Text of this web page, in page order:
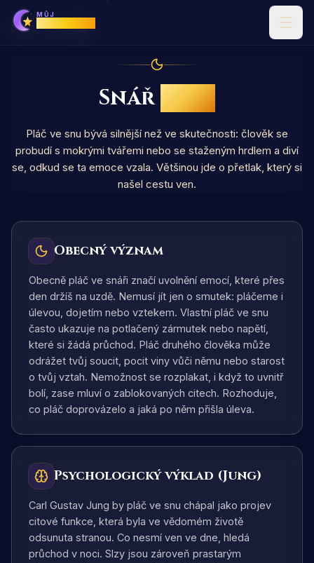
MŮJ
Domů Snář Pláč
Snář Pláč
Pláč ve snu bývá silnější než ve skutečnosti: člověk se
probudí s mokrými tvářemi nebo se staženým hrdlem a diví
se, odkud se ta emoce vzala. Většinou jde o přetlak, který si
našel cestu ven.
Obecný význam
Obecně pláč ve snáři značí uvolnění emocí, které přes
den držíš na uzdě. Nemusí jít jen o smutek: pláčeme i
úlevou, dojetím nebo vztekem. Vlastní pláč ve snu
často ukazuje na potlačený zármutek nebo napětí,
které si žádá průchod. Pláč druhého člověka může
odrážet tvůj soucit, pocit viny vůči němu nebo starost
o tvůj vztah. Nemožnost se rozplakat, i když to uvnitř
bolí, zase mluví o zablokovaných citech. Rozhoduje,
co pláč doprovázelo a jaká po něm přišla úleva.
Psychologický výklad (Jung)
Carl Gustav Jung by pláč ve snu chápal jako projev
citové funkce, která byla ve vědomém životě
odsunuta stranou. Co nesmí ven ve dne, hledá
průchod v noci. Slzy jsou zároveň prastarým